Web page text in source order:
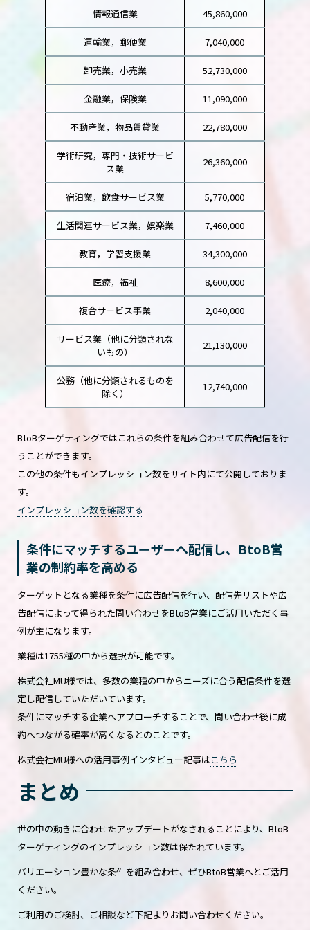
情報通信業 45,860,000
運輸業，郵便業 7,040,000
卸売業，小売業 52,730,000
金融業，保険業 11,090,000
不動産業，物品賃貸業 22,780,000
学術研究，専門・技術サービ
ス業
26,360,000
宿泊業，飲食サービス業 5,770,000
生活関連サービス業，娯楽業 7,460,000
教育，学習支援業 34,300,000
医療，福祉 8,600,000
複合サービス事業 2,040,000
サービス業（他に分類されな
いもの）
21,130,000
公務（他に分類されるものを
除く）
12,740,000
BtoBターゲティングではこれらの条件を組み合わせて広告配信を行
うことができます。
この他の条件もインプレッション数をサイト内にて公開しておりま
す。
インプレッション数を確認する
条件にマッチするユーザーへ配信し、BtoB営
業の制約率を高める
ターゲットとなる業種を条件に広告配信を行い、配信先リストや広
告配信によって得られた問い合わせをBtoB営業にご活用いただく事
例が主になります。
業種は1755種の中から選択が可能です。
株式会社MU様では、多数の業種の中からニーズに合う配信条件を選
定し配信していただいています。
条件にマッチする企業へアプローチすることで、問い合わせ後に成
約へつながる確率が高くなるとのことです。
株式会社MU様への活用事例インタビュー記事はこちら
まとめ
世の中の動きに合わせたアップデートがなされることにより、BtoB
ターゲティングのインプレッション数は保たれています。
バリエーション豊かな条件を組み合わせ、ぜひBtoB営業へとご活用
ください。
ご利用のご検討、ご相談など下記よりお問い合わせください。